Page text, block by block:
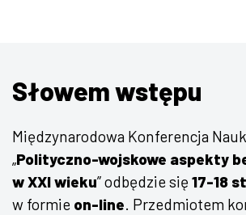
Słowem wstępu
Międzynarodowa Konferencja
„Polityczno-wojskowe aspekty
w XXI wieku” odbędzie się 17-18
w formie on-line. Przedmiotem